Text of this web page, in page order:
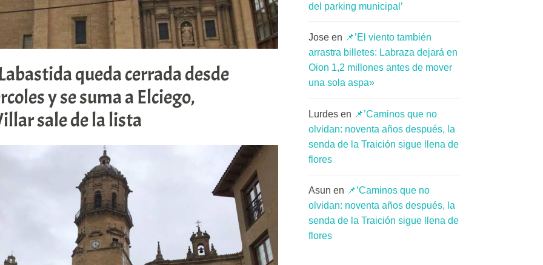
queda cerrada desde
y se suma a Elciego,
sale de la lista
del parking municipal’
Jose en 📌’El viento también
arrastra billetes: Labraza dejará en
Oion 1,2 millones antes de mover
una sola aspa»
Lurdes en 📌’Caminos que no
olvidan: noventa años después, la
senda de la Traición sigue llena de
flores
Asun en 📌’Caminos que no
olvidan: noventa años después, la
senda de la Traición sigue llena de
flores